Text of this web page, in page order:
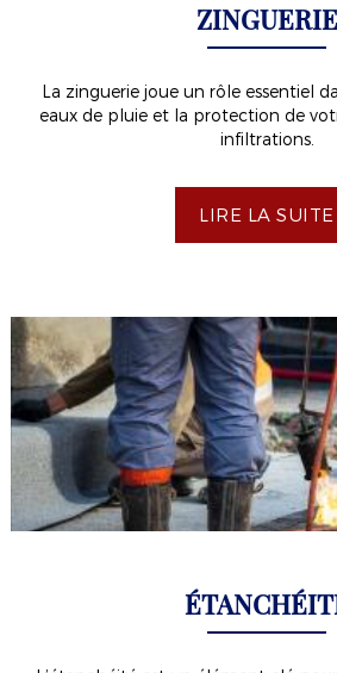
ZINGUERIE
La zinguerie joue un rôle essentiel
eaux de pluie et la protection de
infiltrations.
LIRE LA SUITE